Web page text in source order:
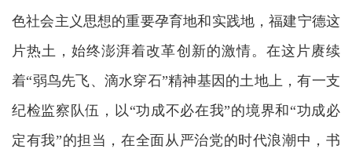
色社会主义思想的重要孕育地和实践地，福建宁德这
片热土，始终澎湃着改革创新的激情。在这片赓续
着“弱鸟先飞、滴水穿石”精神基因的土地上，有一支
纪检监察队伍，以“功成不必在我”的境界和“功成必
定有我”的担当，在全面从严治党的时代浪潮中，书